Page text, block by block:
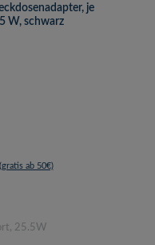
je
W, schwarz
Preis:
ab 50€)